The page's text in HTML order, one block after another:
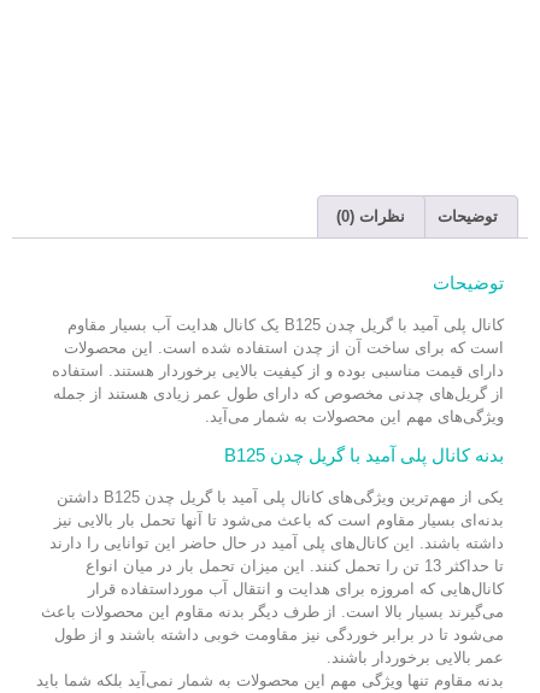
توضیحات نظرات (0)
توضیحات
کانال پلی آمید با گریل چدن B125 یک کانال هدایت آب بسیار مقاوم
است که برای ساخت آن از چدن استفاده شده است. این محصولات
دارای قیمت مناسبی بوده و از کیفیت بالایی برخوردار هستند. استفاده
از گریل‌های چدنی مخصوص که دارای طول عمر زیادی هستند از جمله
ویژگی‌های مهم این محصولات به شمار می‌آید.
بدنه کانال پلی آمید با گریل چدن B125
یکی از مهم‌ترین ویژگی‌های کانال پلی آمید با گریل چدن B125 داشتن
بدنه‌ای بسیار مقاوم است که باعث می‌شود تا آنها تحمل بار بالایی نیز
داشته باشند. این کانال‌های پلی آمید در حال حاضر این توانایی را دارند
تا حداکثر 13 تن را تحمل کنند. این میزان تحمل بار در میان انواع
کانال‌‎هایی که امروزه برای هدایت و انتقال آب مورداستفاده قرار
می‌گیرند بسیار بالا است. از طرف دیگر بدنه مقاوم این محصولات باعث
می‌شود تا در برابر خوردگی نیز مقاومت خوبی داشته باشند و از طول
عمر بالایی برخوردار باشند.
بدنه مقاوم تنها ویژگی مهم این محصولات به شمار نمی‌آید بلکه شما باید